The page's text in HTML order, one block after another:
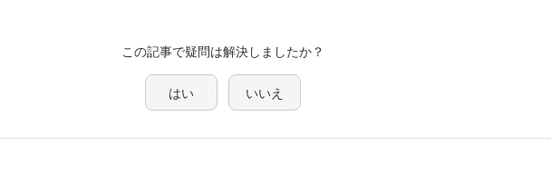
この記事で疑問は解決しましたか？
はい いいえ